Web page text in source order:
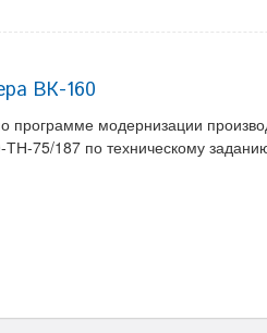
ВК-160
программе модернизации
75/187 по техническому